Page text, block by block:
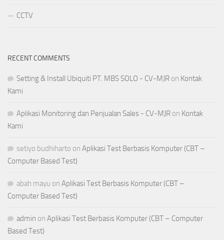
CCTV
RECENT COMMENTS
Setting & Install Ubiquiti PT. MBS SOLO - CV-MJR on Kontak
Kami
Aplikasi Monitoring dan Penjualan Sales - CV-MJR on Kontak
Kami
setiyo budhiharto on Aplikasi Test Berbasis Komputer (CBT –
Computer Based Test)
abah mayu on Aplikasi Test Berbasis Komputer (CBT –
Computer Based Test)
admin on Aplikasi Test Berbasis Komputer (CBT – Computer
Based Test)